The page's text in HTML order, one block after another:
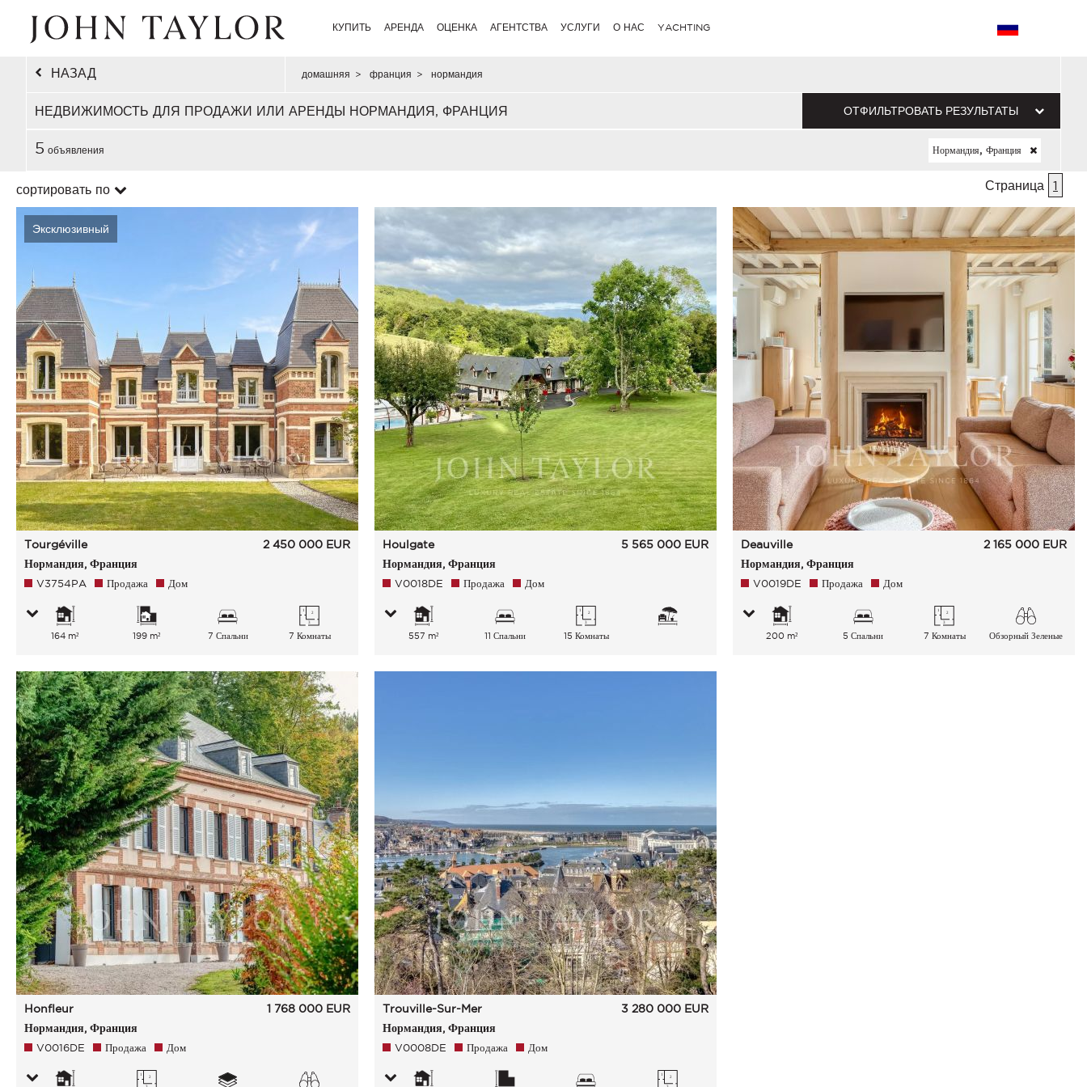
КУПИТЬ АРЕНДА ОЦЕНКА АГЕНТСТВА УСЛУГИ О НАС YACHTING
НАЗАД домашняя > франция > нормандия
НЕДВИЖИМОСТЬ ДЛЯ ПРОДАЖИ ИЛИ АРЕНДЫ НОРМАНДИЯ, ФРАНЦИЯ ОТФИЛЬТРОВАТЬ РЕЗУЛЬТАТЫ
5 объявления Нормандия, Франция
сортировать по Страница 1
Эксклюзивный
Tourgéville
Нормандия, Франция
2 450 000 EUR
V3754PA Продажа Дом
164 m² 199 m² 7 Спальни 7 Комнаты
Houlgate
Нормандия, Франция
5 565 000 EUR
V0018DE Продажа Дом
557 m² 11 Спальни 15 Комнаты
Deauville
Нормандия, Франция
2 165 000 EUR
V0019DE Продажа Дом
200 m² 5 Спальни 7 Комнаты
Обзорный Зеленые
Honfleur
Нормандия, Франция
1 768 000 EUR
V0016DE Продажа Дом
Trouville-Sur-Mer
Нормандия, Франция
3 280 000 EUR
V0008DE Продажа Дом